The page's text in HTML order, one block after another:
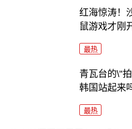
红海惊涛！
鼠游戏才刚
最热
青瓦台的\"
韩国站起来
最热